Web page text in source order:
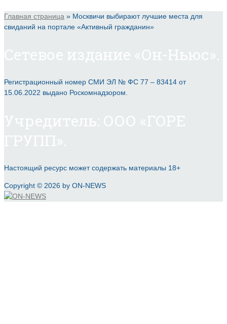
Главная страница » Москвичи выбирают лучшие места для
свиданий на портале «Активный гражданин»
Регистрационный номер СМИ ЭЛ № ФС 77 – 83414 от
15.06.2022 выдано Роскомнадзором.
Настоящий ресурс может содержать материалы 18+
Copyright © 2026 by ON-NEWS